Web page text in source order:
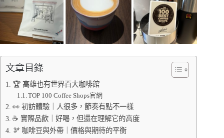
文章目錄
🏆 高雄也有世界百大咖啡館
TOP 100 Coffee Shops官網
👀 初訪體驗｜人很多，節奏有點不一樣
☕ 實際品飲｜好喝，但還在理解它的高度
🫘 咖啡豆與外帶｜價格與期待的平衡